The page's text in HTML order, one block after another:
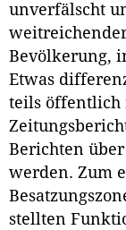
unverfälscht
Bevölkerung,
Etwas
teils öffentlich
Berichten
werden. Zum
stellten